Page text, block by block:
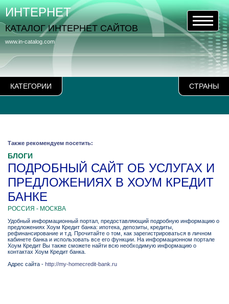
КАТЕГОРИИ СТРАНЫ
www.in-catalog.com
ИНТЕРНЕТ
КАТАЛОГ ИНТЕРНЕТ САЙТОВ
Также рекомендуем посетить:
БЛОГИ
ПОДРОБНЫЙ САЙТ ОБ УСЛУГАХ И
ПРЕДЛОЖЕНИЯХ В ХОУМ КРЕДИТ
БАНКЕ
РОССИЯ - МОСКВА
Удобный информационный портал, предоставляющий подробную информацию о
предложениях Хоум Кредит банка: ипотека, депозиты, кредиты,
рефинансирование и т.д. Прочитайте о том, как зарегистрироваться в личном
кабинете банка и использовать все его функции. На информационном портале
Хоум Кредит Вы также сможете найти всю необходимую информацию о
контактах Хоум Кредит банка.
Адрес сайта - http://my-homecredit-bank.ru